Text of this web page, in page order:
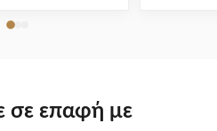
and precise
σε επαφή με